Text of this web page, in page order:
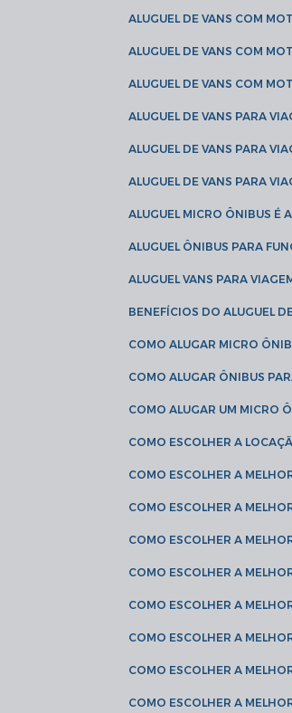
ALUGUEL DE VANS COM
ALUGUEL DE VANS COM
ALUGUEL DE VANS COM
ALUGUEL DE VANS PARA
ALUGUEL DE VANS PARA
ALUGUEL DE VANS PARA
ALUGUEL MICRO ÔNIBUS
ALUGUEL ÔNIBUS PARA
ALUGUEL VANS PARA
BENEFÍCIOS DO ALUGUEL
COMO ALUGAR MICRO
COMO ALUGAR ÔNIBUS
COMO ALUGAR UM MICRO
COMO ESCOLHER A
COMO ESCOLHER A
COMO ESCOLHER A
COMO ESCOLHER A
COMO ESCOLHER A
COMO ESCOLHER A
COMO ESCOLHER A
COMO ESCOLHER A
COMO ESCOLHER A